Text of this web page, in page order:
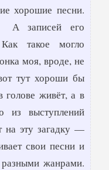
хорошие песни.
А записей его
такое могло
моя, вроде, не
тут хороши бы
голове живёт, а в
выступлений
на эту загадку —
свои песни и
разными жанрами.